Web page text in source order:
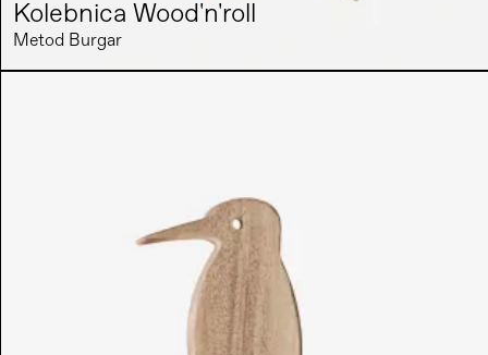
Kolebnica Wood'n'roll
Metod Burgar